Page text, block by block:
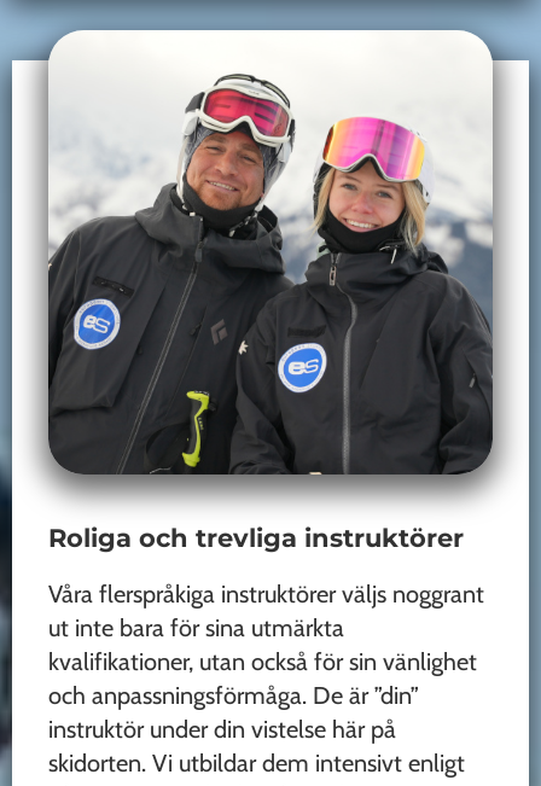
Roliga och trevliga instruktörer
Våra flerspråkiga instruktörer väljs noggrant
ut inte bara för sina utmärkta
kvalifikationer, utan också för sin vänlighet
och anpassningsförmåga. De är ”din”
instruktör under din vistelse här på
skidorten. Vi utbildar dem intensivt enligt